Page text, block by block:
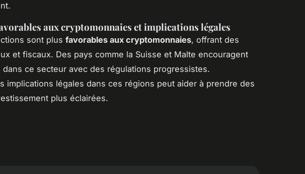
aux cryptomonnaies et implications légales
sont plus favorables aux cryptomonnaies, offrant des
et fiscaux. Des pays comme la Suisse et Malte encouragent
dans ce secteur avec des régulations progressistes.
implications légales dans ces régions peut aider à prendre des
plus éclairées.